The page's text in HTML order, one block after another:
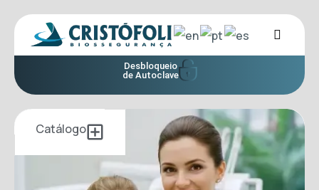
Desbloqueio
de Autoclave
Catálogo